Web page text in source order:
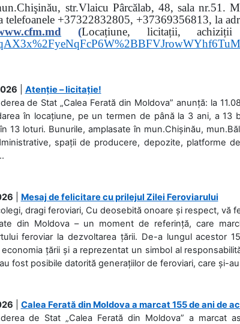
str.Vlaicu Pârcălab, 48, sala nr.51.
telefoanele +37322832805, +37369356813, la
cfm.md (Locațiune, licitații,
Atenție – licitație!
de Stat „Calea Ferată din Moldova” anunță: la
în locațiune, pe un termen de până la 3 ani, a 13
13 loturi. Bunurile, amplasate în mun.Chișinău,
spații de producere, depozite, platforme
Mesaj de felicitare cu prilejul Zilei Feroviarului
dragi feroviari, Cu deosebită onoare și respect, vă
din Moldova – un moment de referință, care
feroviar la dezvoltarea țării. De-a lungul acestor
țării și a reprezentat un simbol al
fost posibile datorită generațiilor de feroviari, care și-
Calea Ferată din Moldova a marcat 155 de ani de
de Stat „Calea Ferată din Moldova” a marcat